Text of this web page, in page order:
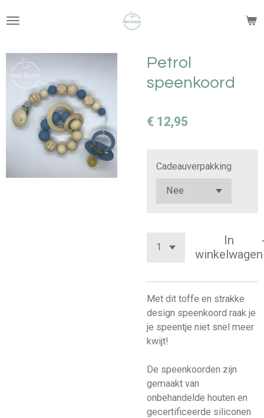
direct
de
hoofdinhoud
Petrol
speenkoord
€ 12,95
Cadeauverpakking
In
winkelwagen
Met dit toffe en strakke
design speenkoord raak je
je speentje niet snel meer
kwijt!
De speenkoorden zijn
gemaakt van
onbehandelde houten en
gecertificeerde siliconen